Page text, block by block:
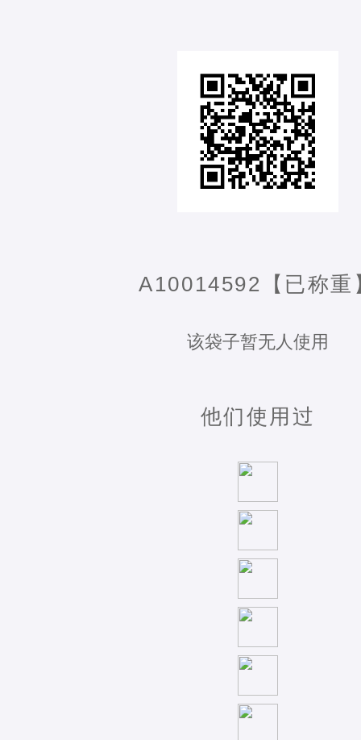
A10014592【已称重
该袋子暂无人使用
他们使用过